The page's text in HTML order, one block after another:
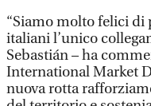
“Siamo molto felici di
italiani l’unico
Sebastián – ha
International Market
nuova rotta